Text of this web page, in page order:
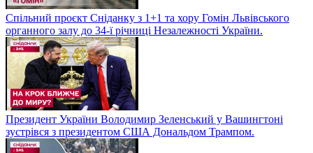
Спільний проєкт Сніданку з 1+1 та хору Гомін Львівського
органного залу до 34-ї річниці Незалежності України.
Президент України Володимир Зеленський у Вашингтоні
зустрівся з президентом США Дональдом Трампом.